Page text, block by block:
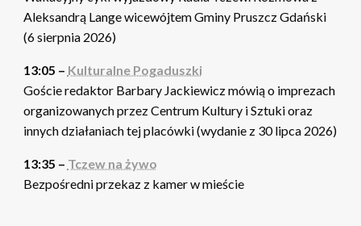
Aleksandrą Lange wicewójtem Gminy Pruszcz Gdański
(6 sierpnia 2026)
13:05 – Kulturalne Pogaduszki
Goście redaktor Barbary Jackiewicz mówią o imprezach
organizowanych przez Centrum Kultury i Sztuki oraz
innych działaniach tej placówki (wydanie z 30 lipca 2026)
13:35 – Tczew na żywo
Bezpośredni przekaz z kamer w mieście